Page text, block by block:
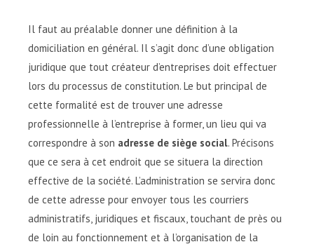
Il faut au préalable donner une définition à la
domiciliation en général. Il s’agit donc d’une obligation
juridique que tout créateur d’entreprises doit effectuer
lors du processus de constitution. Le but principal de
cette formalité est de trouver une adresse
professionnelle à l’entreprise à former, un lieu qui va
correspondre à son adresse de siège social. Précisons
que ce sera à cet endroit que se situera la direction
effective de la société. L’administration se servira donc
de cette adresse pour envoyer tous les courriers
administratifs, juridiques et fiscaux, touchant de près ou
de loin au fonctionnement et à l’organisation de la